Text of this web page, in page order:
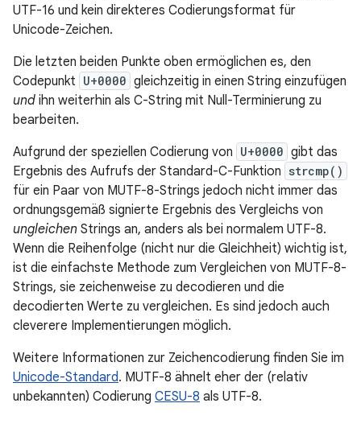
UTF-16 und kein direkteres Codierungsformat für
Unicode-Zeichen.
Die letzten beiden Punkte oben ermöglichen es, den
Codepunkt U+0000 gleichzeitig in einen String einzufügen
und ihn weiterhin als C-String mit Null-Terminierung zu
bearbeiten.
Aufgrund der speziellen Codierung von U+0000 gibt das
Ergebnis des Aufrufs der Standard-C-Funktion strcmp()
für ein Paar von MUTF-8-Strings jedoch nicht immer das
ordnungsgemäß signierte Ergebnis des Vergleichs von
ungleichen Strings an, anders als bei normalem UTF-8.
Wenn die Reihenfolge (nicht nur die Gleichheit) wichtig ist,
ist die einfachste Methode zum Vergleichen von MUTF-8-
Strings, sie zeichenweise zu decodieren und die
decodierten Werte zu vergleichen. Es sind jedoch auch
cleverere Implementierungen möglich.
Weitere Informationen zur Zeichencodierung finden Sie im
Unicode-Standard. MUTF-8 ähnelt eher der (relativ
unbekannten) Codierung CESU-8 als UTF-8.